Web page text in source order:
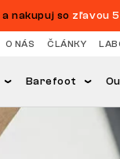
a nakupuj so zľavou 5
O NÁS ČLÁNKY
Barefoot